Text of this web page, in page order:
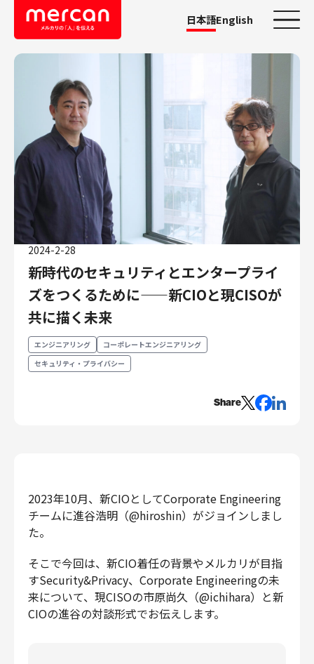
日本語English
カテゴリーから探す
会社・事業
鹿島アントラーズ
Ads
メルカリ
メルペイ
メルカリShops
メルカリR4Dラボ
AI/LLM
職種
エンジニアリング
エンジニアリング
コーポレートエンジニアリング
営業
マーケティング・PR
プロダクトマネジメント
データアナリティクス
プロダクトデザイン
クリエイティブ
コーポレート
2024-2-28
新時代のセキュリティとエンタープライ
ズをつくるために——新CIOと現CISOが
共に描く未来
エンジニアリング
コーポレートエンジニアリング
セキュリティ・プライバシー
Share
2023年10月、新CIOとしてCorporate Engineering
チームに進谷浩明（@hiroshin）がジョインしまし
た。
そこで今回は、新CIO着任の背景やメルカリが目指
すSecurity&Privacy、Corporate Engineeringの未
来について、現CISOの市原尚久（@ichihara）と新
CIOの進谷の対談形式でお伝えします。